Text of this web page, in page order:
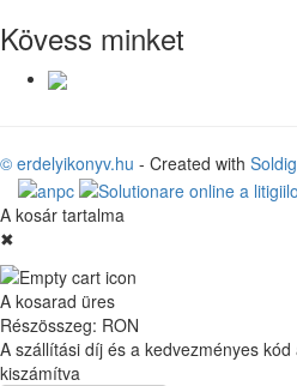
Kövess minket
© erdelyikonyv.hu - Created with
A kosár tartalma
✖
A kosarad üres
Részösszeg: RON
A szállítási díj és a kedvezményes
kiszámítva